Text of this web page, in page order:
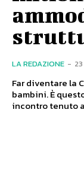
LA REDAZIONE -
Far diventare la
bambini. È
incontro tenuto